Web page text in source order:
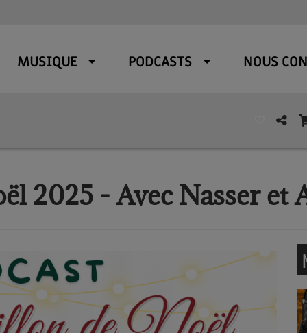
MUSIQUE PODCASTS NOUS
2025 - Avec Nasser et